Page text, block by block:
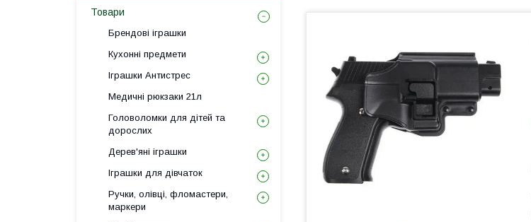
Товари
Брендові іграшки
Кухонні предмети
Іграшки Антистрес
Медичні рюкзаки 21л
Головоломки для дітей та
дорослих
Дерев'яні іграшки
Іграшки для дівчаток
Ручки, олівці, фломастери,
маркери